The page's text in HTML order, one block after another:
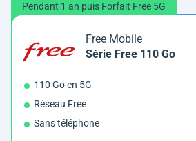
Pendant 1 an puis Forfait Free 5G
Free Mobile
Série Free 110 Go
110 Go en 5G
Réseau Free
Sans téléphone